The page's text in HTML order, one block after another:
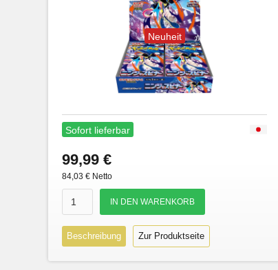
Neuheit
Sofort lieferbar
99,99 €
84,03 € Netto
Beschreibung Zur Produktseite